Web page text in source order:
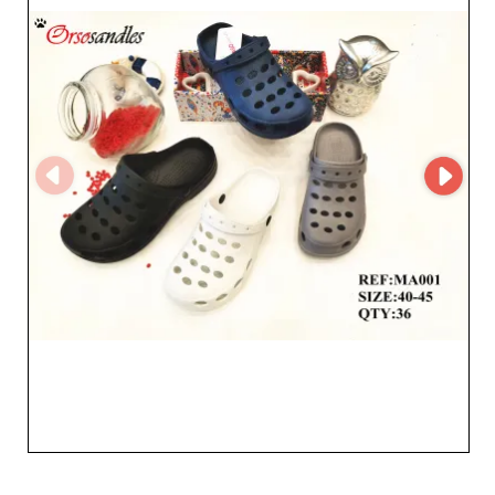
permetterti di offrire ai tuoi clienti le ultime tendenze del
mercato, contribuendo a incrementare le vendite.
Collaborare con 2Z Calzados S.L. significa avere la
certezza di lavorare con un fornitore impegnato, che
valorizza il successo dei propri partner. Approfitta di
prezzi competitivi e di un eccezionale rapporto
qualità‑prezzo, aumentando al contempo la
soddisfazione dei clienti grazie a una moda accessibile e
di stile. Scegliere 2Z Calzados S.L. significa puntare su
una collaborazione duratura e fruttuosa con un
protagonista imprescindibile del settore calzaturiero,
pronto ad accompagnare la tua attività verso nuovi
traguardi. Sperimenta la differenza ed entra a far parte
dei numerosi rivenditori che si affidano a 2Z Calzados
S.L. per dare al proprio catalogo quel tocco di stile e
comfort che i clienti cercano.